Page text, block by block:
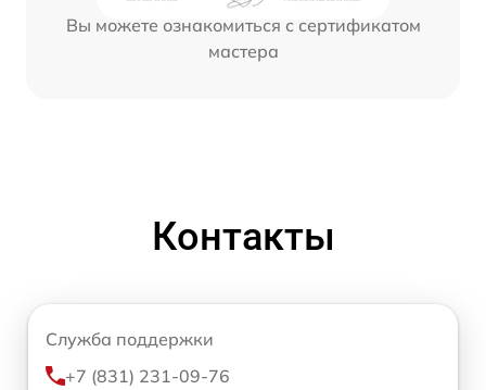
Вы можете ознакомиться с сертификатом
мастера
Контакты
Служба поддержки
+7 (831) 231-09-76